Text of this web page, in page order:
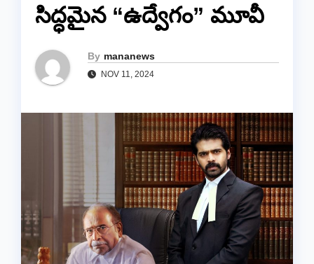
సిద్ధమైన “ఉద్వేగం” మూవీ
By mananews
NOV 11, 2024